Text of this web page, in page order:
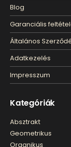
Blog
Garanciális
Általános
Adatkezelés
Impresszum
Kategóriák
Absztrakt
Geometrikus
Organikus